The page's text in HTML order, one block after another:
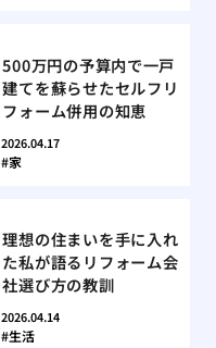
500万円の予算内で一戸
建てを蘇らせたセルフリ
フォーム併用の知恵
2026.04.17
家
理想の住まいを手に入れ
た私が語るリフォーム会
社選び方の教訓
2026.04.14
生活